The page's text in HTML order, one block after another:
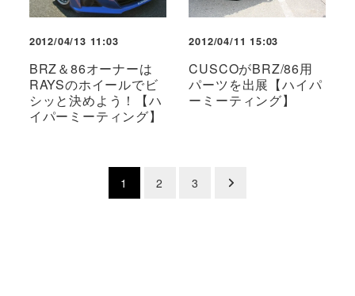
2012/04/13 11:03
BRZ＆86オーナーは
RAYSのホイールでビ
シッと決めよう！【ハ
イパーミーティング】
2012/04/11 15:03
CUSCOがBRZ/86用
パーツを出展【ハイパ
ーミーティング】
1 2 3